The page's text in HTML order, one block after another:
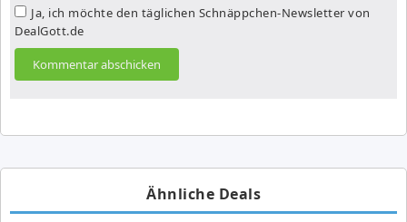
Ja, ich möchte den täglichen Schnäppchen-Newsletter von
DealGott.de
Ähnliche Deals